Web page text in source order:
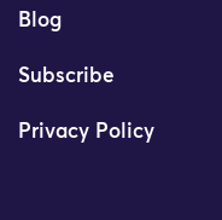
Blog
Subscribe
Privacy Policy